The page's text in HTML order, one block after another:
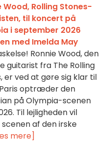
Wood, Rolling Stones-
til koncert på
i september 2026
med Imelda May
Ronnie Wood, den
guitarist fra The Rolling
er ved at gøre sig klar til
optræder den
på Olympia-scenen
Til lejligheden vil
af den irske
mere]